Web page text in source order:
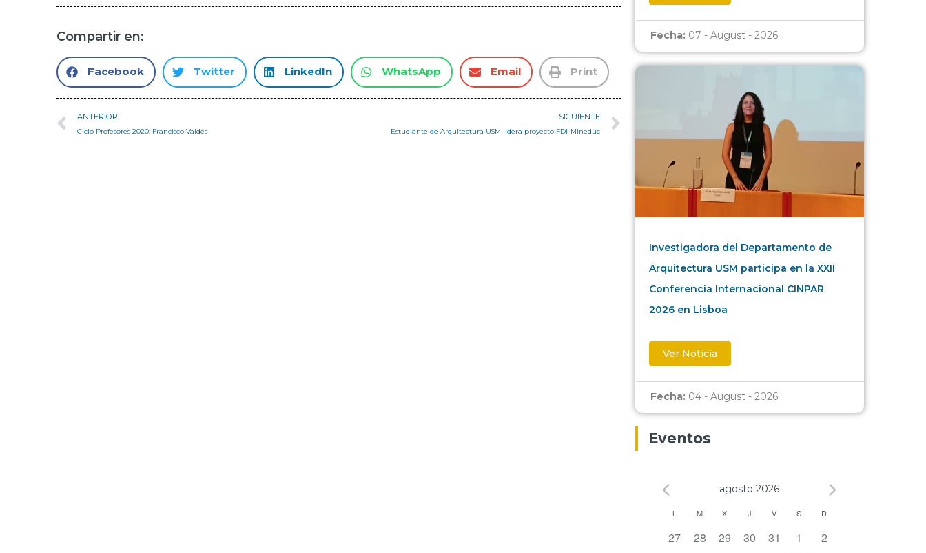
Compartir en:
Facebook Twitter LinkedIn WhatsApp Email Print
ANTERIOR
Ciclo Profesores 2020: Francisco Valdés
SIGUIENTE
Estudiante de Arquitectura USM lidera proyecto FDI-Mineduc
Fecha: 07 - August - 2026
Investigadora del Departamento de
Arquitectura USM participa en la XXII
Conferencia Internacional CINPAR
2026 en Lisboa
Ver Noticia
Fecha: 04 - August - 2026
Eventos
agosto 2026
Calendario
de
L M X J V S D
0 eventos,
27 0 eventos,
28 0 eventos,
29 0 eventos,
30 0 eventos,
31 0 eventos,
1 0 eventos,
2